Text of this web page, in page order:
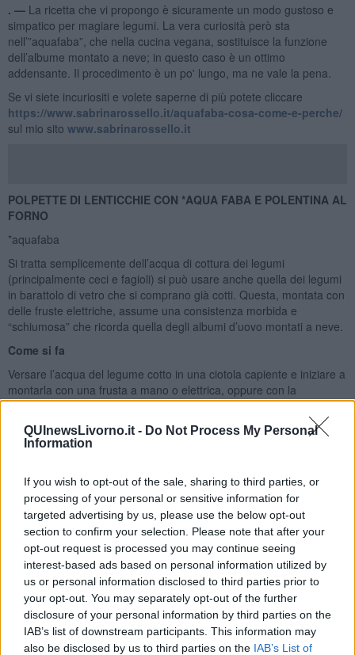
QUInewsLivorno.it - Do Not Process My Personal
Information
If you wish to opt-out of the sale, sharing to third parties, or
processing of your personal or sensitive information for
targeted advertising by us, please use the below opt-out
section to confirm your selection. Please note that after your
opt-out request is processed you may continue seeing
interest-based ads based on personal information utilized by
us or personal information disclosed to third parties prior to
your opt-out. You may separately opt-out of the further
disclosure of your personal information by third parties on the
IAB’s list of downstream participants. This information may
also be disclosed by us to third parties on the IAB’s List of
. — La ricetta che vi propongo è sicuramente un modo gustoso e
simpatico per magiare legumi. La vera curiosità però sta
nell’”aquafaba”, che nella cucina vegana, sostituisce la funzione
dell’albume montato a neve; in questo caso è un ottimo
addensante. Il procedimento è un po' lungo, ma ne vale la pena.
Se vi siete incuriositi e volete saperne di più potete cliccare
https://www.sabrinarossello.it/aquafaba-cosa-come-e-perche/
sul mio sito www.sabrinarossello.it
POLPETTE DI LENTICCHIE CON *AQUA FABA E POLENTINA AL
FORNO
*aquafaba
Si tratta semplicemente dell’acqua di cottura dei legumi
(principalmente ceci e fagioli) si può usare anche quella dei legumi
in barattolo di vetro che si comprano già cotti. Questa, montata con
delle fruste elettriche, assume una consistenza morbida e
“schiumosa” che ricorda quella degli albumi d’uovo montati a neve.
Come si fa
Versare l’acqua del legume cotto in una ciotola capiente e iniziare a
montarla con una frusta a mano o elettrica, oppure con la
planetaria o con un robot da cucina, fino a quando diventerà una
spuma bella soda e soprattutto ferma. A seconda dello strumento
utilizzato ci vorranno dai 2 ai 5 minuti circa.
200 g di lenticchie
1 cucchiaio di semi di lino
1 tazza di aquafaba montata a neve (o quanto basta per
rendere l’impasto elastico)
1 spicchio di aglio
20 gr di pane integrale grattato
1/2 bicchiere di acqua
1 scalogno
20 gr di olio di oliva evo (circa 2 cucchiai da minestra)
Sale e peperoncino
Preparazione